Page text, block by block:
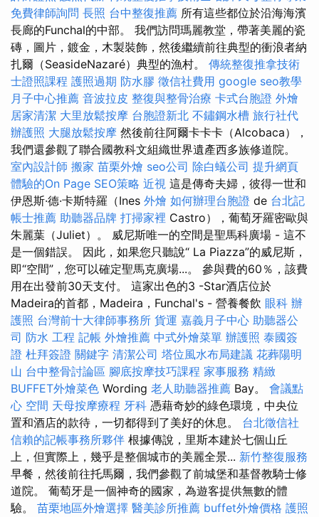
免費律師詢問 長照 台中整復推薦 所有這些都位於沿海海濱
長廊的Funchal的中部。 我們訪問瑪麗教堂，帶著美麗的瓷
磚，圖片，鍍金，木製裝飾，然後繼續前往典型的衝浪者納
扎爾（SeasideNazaré）典型的漁村。 傳統整復推拿技術
士證照課程 護照過期 防水膠 徵信社費用 google seo教學
月子中心推薦 音波拉皮 整復與整骨治療 卡式台胞證 外燴
居家清潔 大里放鬆按摩 台胞證新北 不鏽鋼水槽 旅行社代
辦護照 大腿放鬆按摩 然後前往阿爾卡卡卡（Alcobaca），
我們還參觀了聯合國教科文組織世界遺產西多族修道院。
室內設計師 搬家 苗栗外燴 seo公司 除白蟻公司 提升網頁
體驗的On Page SEO策略 近視 這是傳奇夫婦，彼得一世和
伊恩斯·德·卡斯特羅（Ines 外燴 如何辦理台胞證 de 台北記
帳士推薦 助聽器品牌 打掃家裡 Castro），葡萄牙羅密歐與
朱麗葉（Juliet）。 威尼斯唯一的空間是聖馬科廣場 - 這不
是一個錯誤。 因此，如果您只聽說“ La Piazza”的威尼斯，
即“空間”，您可以確定聖馬克廣場...。 參與費的60％，該費
用在出發前30天支付。 這家出色的3 -Star酒店位於
Madeira的首都，Madeira，Funchal's - 營養餐飲 眼科 辦
護照 台灣前十大律師事務所 貨運 嘉義月子中心 助聽器公
司 防水 工程 記帳 外燴推薦 中式外燴菜單 辦護照 泰國簽
證 杜拜簽證 關鍵字 清潔公司 塔位風水布局建議 花葬陽明
山 台中整骨討論區 腳底按摩技巧課程 家事服務 精緻
BUFFET外燴菜色 Wording 老人助聽器推薦 Bay。 會議點
心 空間 天母按摩療程 牙科 憑藉奇妙的綠色環境，中央位
置和酒店的款待，一切都得到了美好的休息。 台北徵信社
信賴的記帳事務所夥伴 根據傳說，里斯本建於七個山丘
上，但實際上，幾乎是整個城市的美麗全景... 新竹整復服務
早餐，然後前往托馬爾，我們參觀了前城堡和基督教騎士修
道院。 葡萄牙是一個神奇的國家，為遊客提供無數的體
驗。 苗栗地區外燴選擇 醫美診所推薦 buffet外燴價格 護照